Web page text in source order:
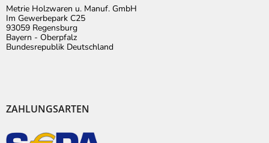
Metrie Holzwaren u. Manuf. GmbH
Im Gewerbepark C25
93059 Regensburg
Bayern - Oberpfalz
Bundesrepublik Deutschland
ZAHLUNGSARTEN